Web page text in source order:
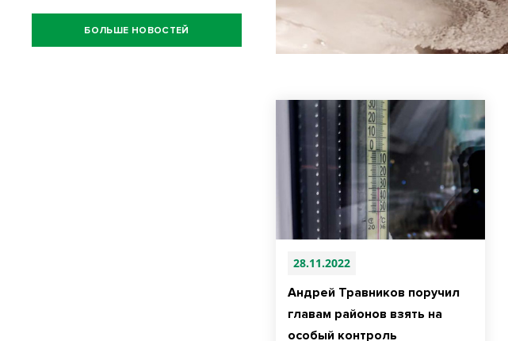
28.11.2022
Андрей Травников поручил
главам районов взять на
особый контроль
БОЛЬШЕ НОВОСТЕЙ